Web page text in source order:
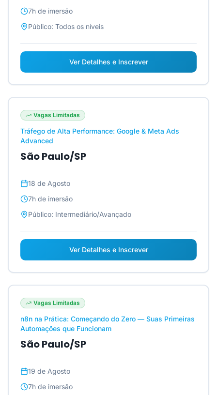
7h de imersão
Público: Todos os níveis
Ver Detalhes e Inscrever
Vagas Limitadas
Tráfego de Alta Performance: Google & Meta Ads
Advanced
São Paulo/SP
18 de Agosto
7h de imersão
Público: Intermediário/Avançado
Ver Detalhes e Inscrever
Vagas Limitadas
n8n na Prática: Começando do Zero — Suas Primeiras
Automações que Funcionam
São Paulo/SP
19 de Agosto
7h de imersão